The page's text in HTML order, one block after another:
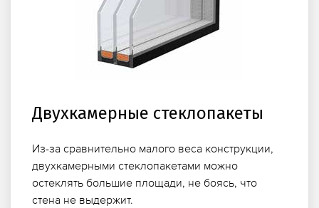
Двухкамерные стеклопакеты
Из-за сравнительно малого веса конструкции,
двухкамерными стеклопакетами можно
остеклять большие площади, не боясь, что
стена не выдержит.